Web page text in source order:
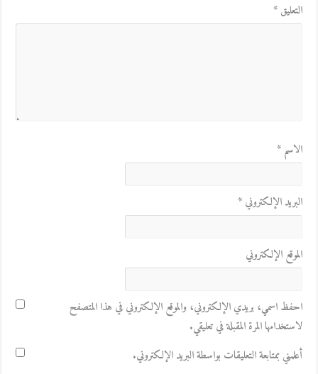
التعليق*
الاسم*
البريد الإلكتروني*
الموقع الإلكتروني
احفظ اسمي، بريدي الإلكتروني، والموقع الإلكتروني في هذا المتصفح
لاستخدامها المرة المقبلة في تعليقي.
أعلمني بمتابعة التعليقات بواسطة البريد الإلكتروني.